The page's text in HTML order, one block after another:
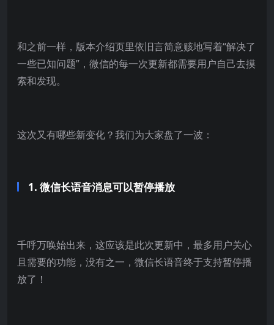
和之前一样，版本介绍页里依旧言简意赅地写着“解决了
一些已知问题”，微信的每一次更新都需要用户自己去摸
索和发现。
这次又有哪些新变化？我们为大家盘了一波：
1. 微信长语音消息可以暂停播放
千呼万唤始出来，这应该是此次更新中，最多用户关心
且需要的功能，没有之一，微信长语音终于支持暂停播
放了！